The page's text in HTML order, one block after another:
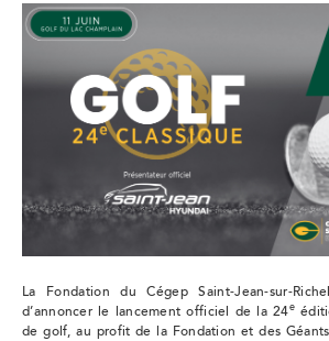
La Fondation du Cégep Saint-Jean-sur-
d’annoncer le lancement officiel de la 24e
de golf, au profit de la Fondation et des